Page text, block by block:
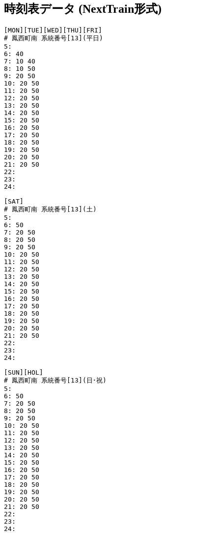
時刻表データ (NextTrain形式)
[MON][TUE][WED][THU][FRI]
# 鳳西町南 系統番号[13](平日)
5:
6: 40
7: 10 40
8: 10 50
9: 20 50
10: 20 50
11: 20 50
12: 20 50
13: 20 50
14: 20 50
15: 20 50
16: 20 50
17: 20 50
18: 20 50
19: 20 50
20: 20 50
21: 20 50
22:
23:
24:
[SAT]
# 鳳西町南 系統番号[13](土)
5:
6: 50
7: 20 50
8: 20 50
9: 20 50
10: 20 50
11: 20 50
12: 20 50
13: 20 50
14: 20 50
15: 20 50
16: 20 50
17: 20 50
18: 20 50
19: 20 50
20: 20 50
21: 20 50
22:
23:
24:
[SUN][HOL]
# 鳳西町南 系統番号[13](日･祝)
5:
6: 50
7: 20 50
8: 20 50
9: 20 50
10: 20 50
11: 20 50
12: 20 50
13: 20 50
14: 20 50
15: 20 50
16: 20 50
17: 20 50
18: 20 50
19: 20 50
20: 20 50
21: 20 50
22:
23:
24: